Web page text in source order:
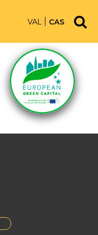
VAL CAS